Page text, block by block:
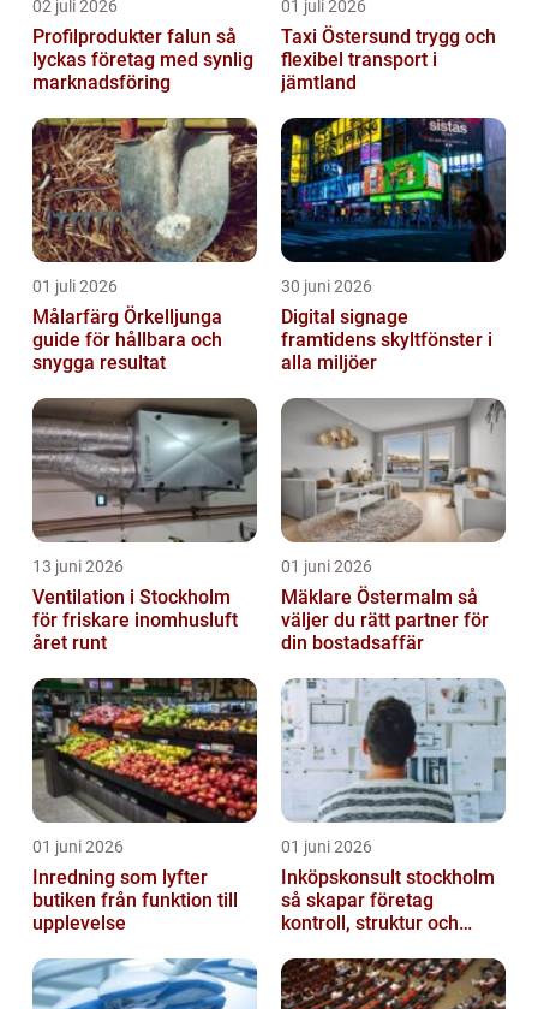
02 juli 2026
Profilprodukter falun så
lyckas företag med synlig
marknadsföring
01 juli 2026
Taxi Östersund trygg och
flexibel transport i
jämtland
01 juli 2026
Målarfärg Örkelljunga
guide för hållbara och
snygga resultat
30 juni 2026
Digital signage
framtidens skyltfönster i
alla miljöer
13 juni 2026
Ventilation i Stockholm
för friskare inomhusluft
året runt
01 juni 2026
Mäklare Östermalm så
väljer du rätt partner för
din bostadsaffär
01 juni 2026
Inredning som lyfter
butiken från funktion till
upplevelse
01 juni 2026
Inköpskonsult stockholm
så skapar företag
kontroll, struktur och